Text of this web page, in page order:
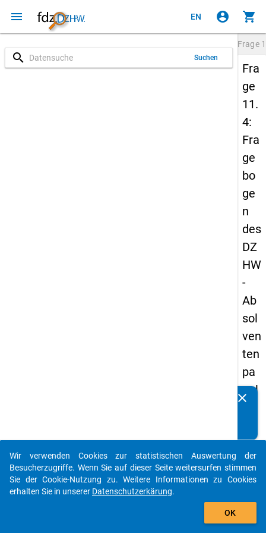
menu EN account_circle shopping_cart
search Suchen
Frage
Fra
ge
11.
4:
Fra
ge
bo
ge
n
des
DZ
HW
-
Ab
sol
ven
ten
pa
nel
13
-
ers
clear
auto_stories
add_shopping_cart
Wir verwenden Cookies zur statistischen Auswertung der
Besucherzugriffe. Wenn Sie auf dieser Seite weitersurfen stimmen
Sie der Cookie-Nutzung zu. Weitere Informationen zu Cookies
erhalten Sie in unserer Datenschutzerkärung.
OK